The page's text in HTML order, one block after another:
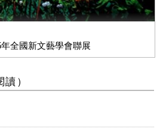
全國新文藝學會聯展
）